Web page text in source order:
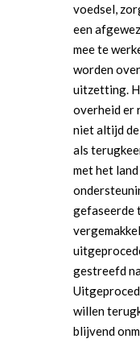
voedsel,
een
mee te
worden
uitzetting.
overheid er
niet altijd de
als
met het
gefaseerde
gestreefd
willen
blijvend